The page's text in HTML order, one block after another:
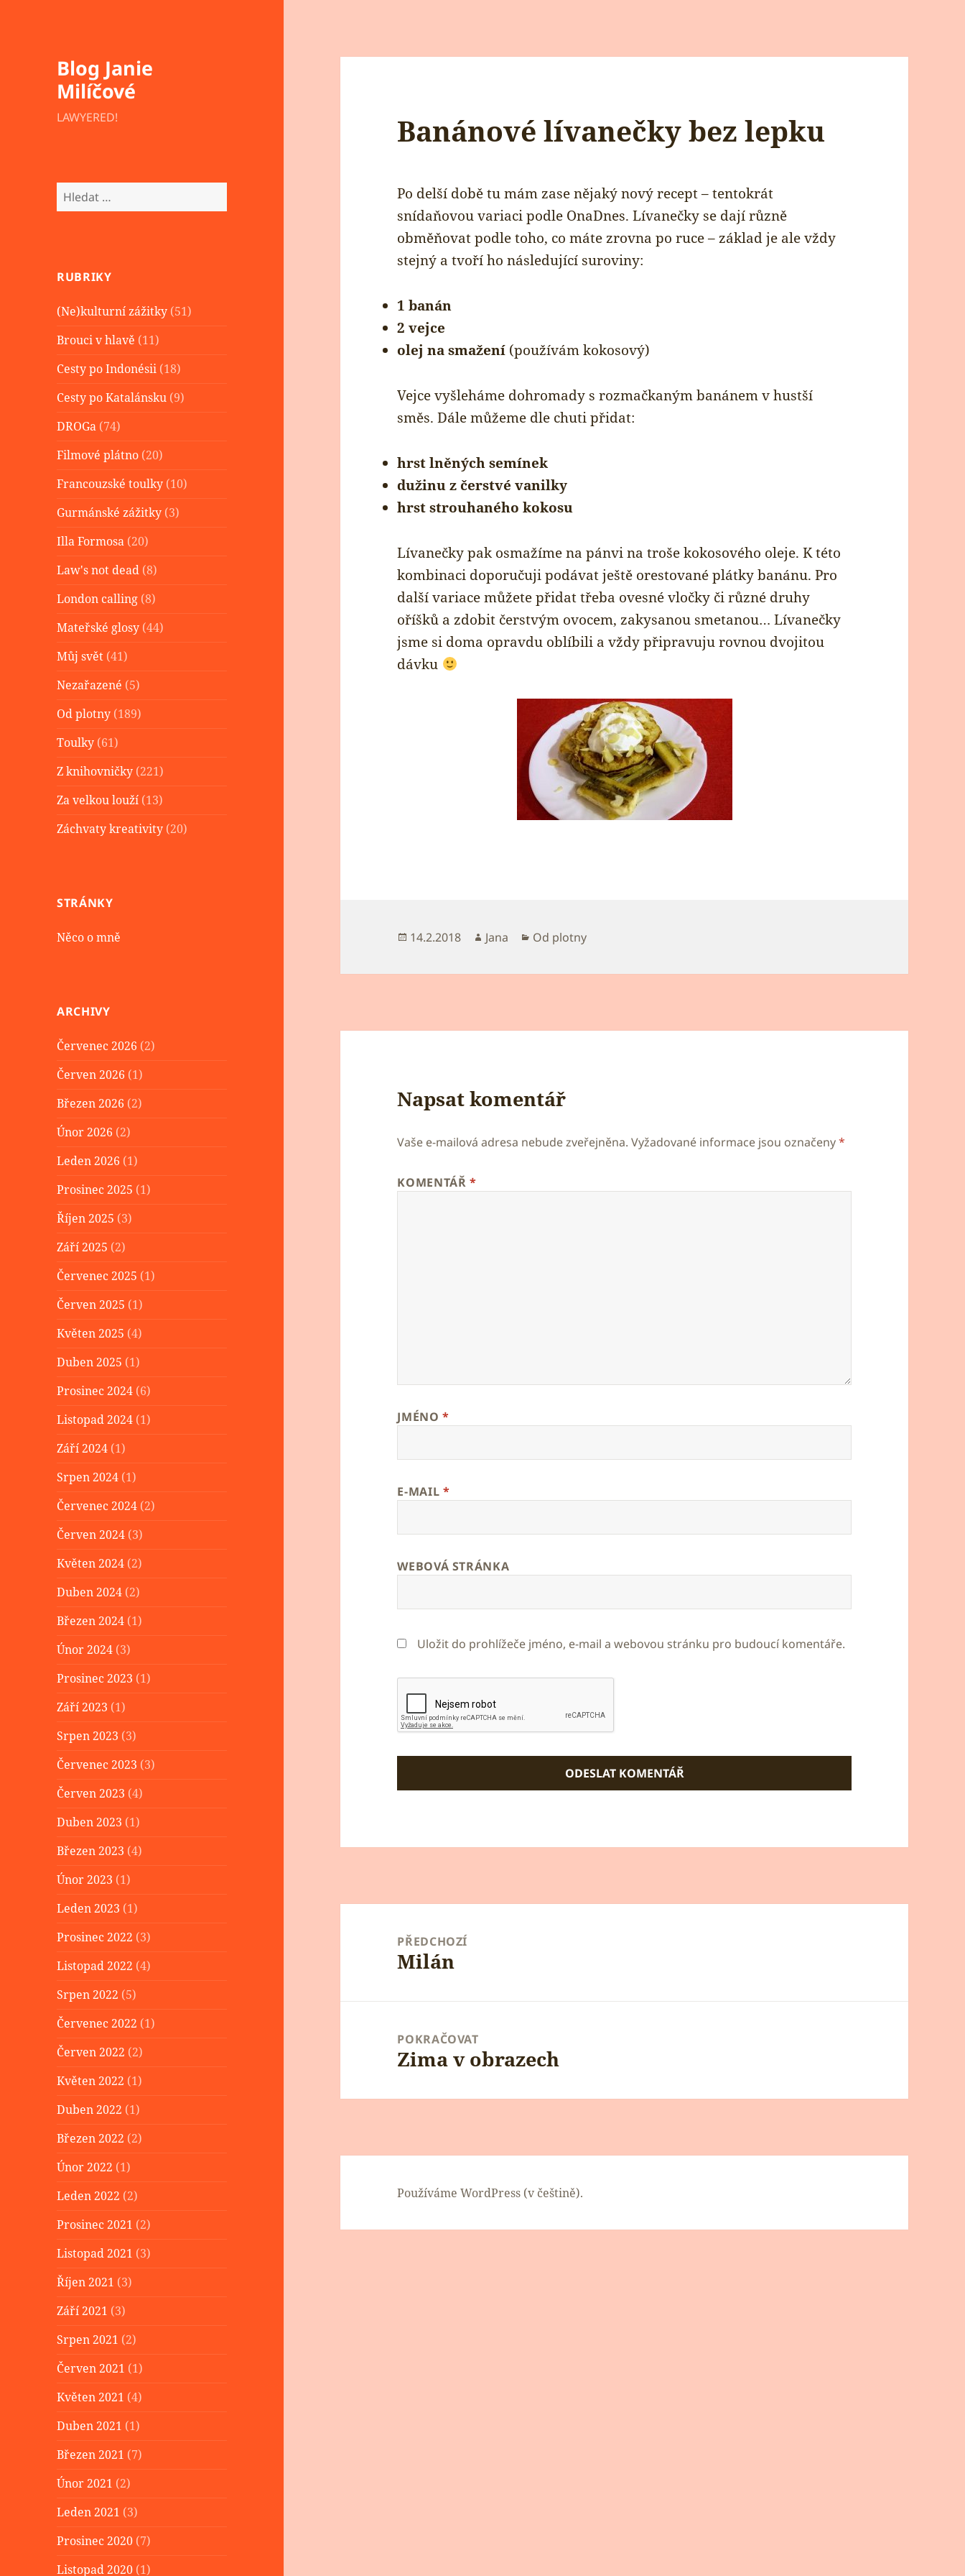
Blog Janie
Milíčové
LAWYERED!
Vyhledávání
RUBRIKY
(Ne)kulturní zážitky (51)
Brouci v hlavě (11)
Cesty po Indonésii (18)
Cesty po Katalánsku (9)
DROGa (74)
Filmové plátno (20)
Francouzské toulky (10)
Gurmánské zážitky (3)
Illa Formosa (20)
Law's not dead (8)
London calling (8)
Mateřské glosy (44)
Můj svět (41)
Nezařazené (5)
Od plotny (189)
Toulky (61)
Z knihovničky (221)
Za velkou louží (13)
Záchvaty kreativity (20)
STRÁNKY
Něco o mně
ARCHIVY
Červenec 2026 (2)
Červen 2026 (1)
Březen 2026 (2)
Únor 2026 (2)
Leden 2026 (1)
Prosinec 2025 (1)
Říjen 2025 (3)
Září 2025 (2)
Červenec 2025 (1)
Červen 2025 (1)
Květen 2025 (4)
Duben 2025 (1)
Prosinec 2024 (6)
Listopad 2024 (1)
Září 2024 (1)
Srpen 2024 (1)
Červenec 2024 (2)
Červen 2024 (3)
Květen 2024 (2)
Duben 2024 (2)
Březen 2024 (1)
Únor 2024 (3)
Prosinec 2023 (1)
Září 2023 (1)
Srpen 2023 (3)
Červenec 2023 (3)
Červen 2023 (4)
Duben 2023 (1)
Březen 2023 (4)
Únor 2023 (1)
Leden 2023 (1)
Prosinec 2022 (3)
Listopad 2022 (4)
Srpen 2022 (5)
Červenec 2022 (1)
Červen 2022 (2)
Květen 2022 (1)
Duben 2022 (1)
Březen 2022 (2)
Únor 2022 (1)
Leden 2022 (2)
Prosinec 2021 (2)
Listopad 2021 (3)
Říjen 2021 (3)
Září 2021 (3)
Srpen 2021 (2)
Červen 2021 (1)
Květen 2021 (4)
Duben 2021 (1)
Březen 2021 (7)
Únor 2021 (2)
Leden 2021 (3)
Prosinec 2020 (7)
Listopad 2020 (1)
Banánové lívanečky bez lepku
Po delší době tu mám zase nějaký nový recept – tentokrát
snídaňovou variaci podle OnaDnes. Lívanečky se dají různě
obměňovat podle toho, co máte zrovna po ruce – základ je ale vždy
stejný a tvoří ho následující suroviny:
1 banán
2 vejce
olej na smažení (používám kokosový)
Vejce vyšleháme dohromady s rozmačkaným banánem v hustší
směs. Dále můžeme dle chuti přidat:
hrst lněných semínek
dužinu z čerstvé vanilky
hrst strouhaného kokosu
Lívanečky pak osmažíme na pánvi na troše kokosového oleje. K této
kombinaci doporučuji podávat ještě orestované plátky banánu. Pro
další variace můžete přidat třeba ovesné vločky či různé druhy
oříšků a zdobit čerstvým ovocem, zakysanou smetanou… Lívanečky
jsme si doma opravdu oblíbili a vždy připravuju rovnou dvojitou
dávku
Publikováno:
14.2.2018 Autor:
Jana Rubriky:
Od plotny
Napsat komentář
Vaše e-mailová adresa nebude zveřejněna. Vyžadované informace jsou označeny*
KOMENTÁŘ*
JMÉNO*
E-MAIL *
WEBOVÁ STRÁNKA
Uložit do prohlížeče jméno, e-mail a webovou stránku pro budoucí komentáře.
příspěvek
PŘEDCHOZÍ
Předchozí
Milán
POKRAČOVAT
Následující
Zima v obrazech
Používáme WordPress (v češtině).